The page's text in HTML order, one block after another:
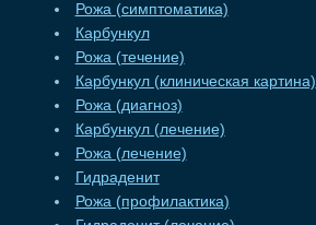
Рожа (симптоматика)
Карбункул
Рожа (течение)
Карбункул (клиническая картина)
Рожа (диагноз)
Карбункул (лечение)
Рожа (лечение)
Гидраденит
Рожа (профилактика)